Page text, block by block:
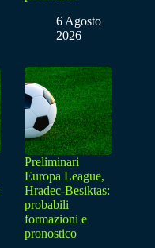
6 Agosto
2026
Preliminari
Europa League,
Hradec-Besiktas:
probabili
formazioni e
pronostico